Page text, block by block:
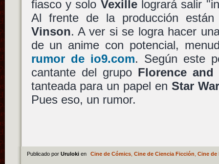
fiasco y solo Vexillelogrará salir
Al frente de la producción
Vinson. A ver si se logra hacer
de un anime con potencial,
rumor de io9.com. Según este
cantante del grupo Florence and
tanteada para un papel en Star
Pues eso, un rumor.
Publicado por Uruloki en Cine de Cómics, Cine de Ciencia Ficción Cine de